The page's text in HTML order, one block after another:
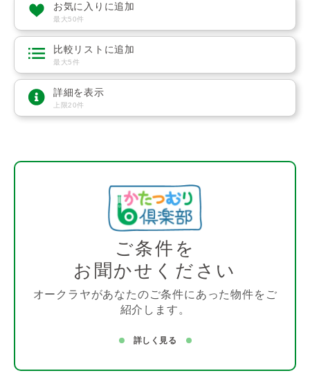
お気に入りに追加
最大50件
比較リストに追加
最大5件
詳細を表示
上限20件
ご条件を
お聞かせください
オークラヤがあなたのご条件にあった物件をご
紹介します。
詳しく見る